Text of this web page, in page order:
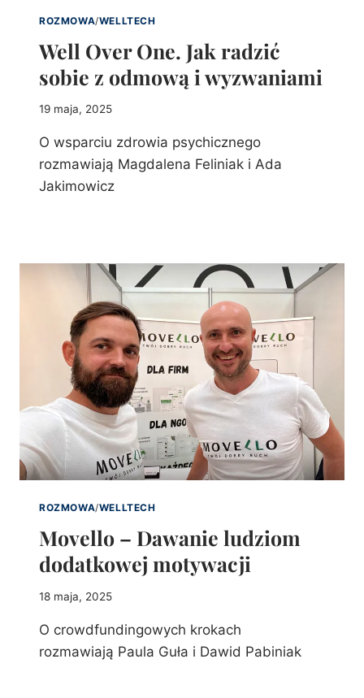
ROZMOWA/WELLTECH
Well Over One. Jak radzić
sobie z odmową i wyzwaniami
19 maja, 2025
O wsparciu zdrowia psychicznego
rozmawiają Magdalena Feliniak i Ada
Jakimowicz
ROZMOWA/WELLTECH
Movello – Dawanie ludziom
dodatkowej motywacji
18 maja, 2025
O crowdfundingowych krokach
rozmawiają Paula Guła i Dawid Pabiniak